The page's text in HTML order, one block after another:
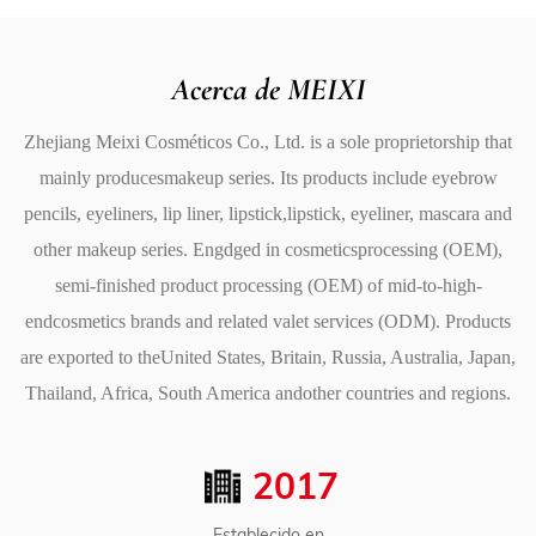
acabado duradero que se mantiene vibrante y fiel al
A prueba de manchas: ya sea que esté haciendo
recados, asistiendo a una fiesta o teniendo un día
ajetreado en el trabajo, este crayón no se mancha ni se
desvanece, manteniendo la línea de sus labios bien
El lápiz labial y el delineador están alojados en un
extremo significa que puedes cambiar fácilmente entre
Acerca de MEIXI
Zhejiang Meixi Cosméticos Co., Ltd. is a sole proprietorship that
mainly producesmakeup series. Its products include eyebrow
pencils, eyeliners, lip liner, lipstick,lipstick, eyeliner, mascara and
other makeup series. Engdged in cosmeticsprocessing (OEM),
semi-finished product processing (OEM) of mid-to-high-
endcosmetics brands and related valet services (ODM). Products
are exported to theUnited States, Britain, Russia, Australia, Japan,
Thailand, Africa, South America andother countries and regions.
2017